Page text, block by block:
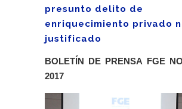
presunto delito de
enriquecimiento privado
justificado
BOLETÍN DE PRENSA FGE
2017